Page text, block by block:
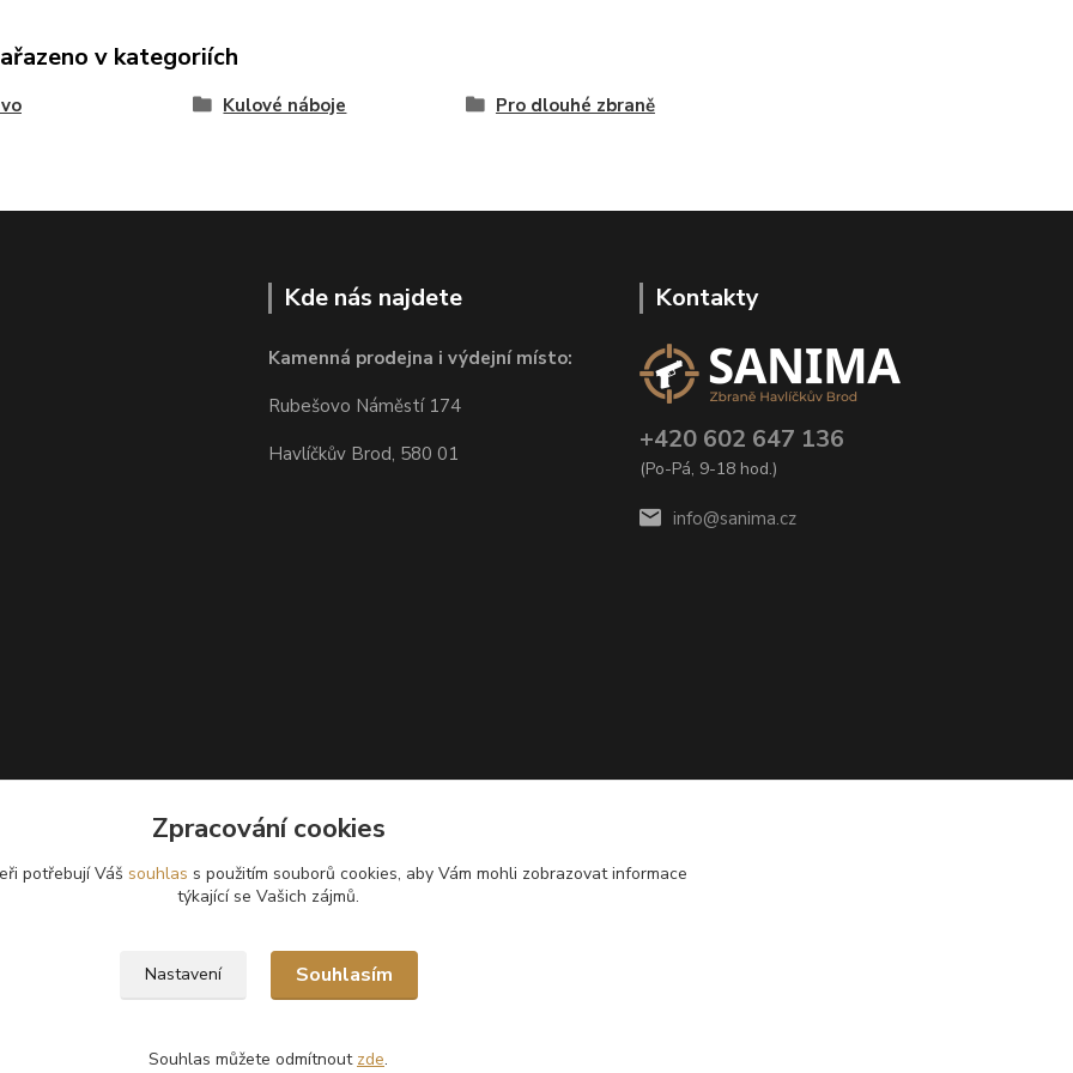
v kategoriích
Kulové náboje Pro dlouhé zbraně
Kde nás najdete
Kamenná prodejna i výdejní místo:
Rubešovo Náměstí 174
Havlíčkův Brod, 580 01
Kontakty
+420 602 647 136
(Po-Pá, 9-18 hod.)
info@sanima.cz
Zpracování cookies
potřebují Váš souhlas s použitím souborů cookies, aby Vám mohli zobrazovat informace
týkající se Vašich zájmů.
Nastavení Souhlasím
Souhlas můžete odmítnout zde.